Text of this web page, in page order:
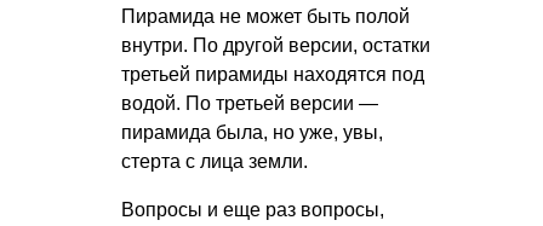
Пирамида не может быть полой
внутри. По другой версии, остатки
третьей пирамиды находятся под
водой. По третьей версии —
пирамида была, но уже, увы,
стерта с лица земли.
Вопросы и еще раз вопросы,